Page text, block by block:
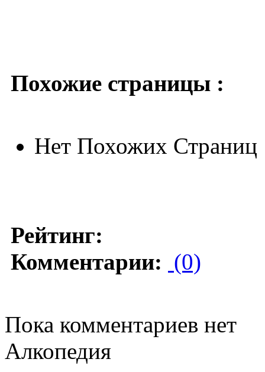
Похожие страницы :
Нет Похожих Страниц
Рейтинг:
Комментарии: (0)
Пока комментариев нет
Алкопедия